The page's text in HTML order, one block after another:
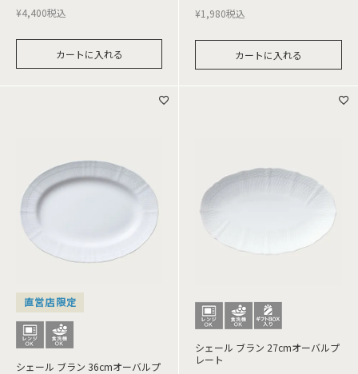
¥4,400税込
カートに入れる
¥1,980税込
カートに入れる
直営店限定
シェール ブラン 36cmオーバルプ
シェール ブラン 27cmオーバルプ
レート